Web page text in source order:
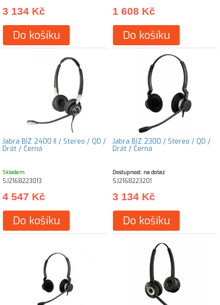
3 134 Kč
Do košíku
1 608 Kč
Do košíku
Jabra BIZ 2400 II / Stereo / QD /
Drát / Černá
Skladem
SJ2168223013
4 547 Kč
Do košíku
Jabra BIZ 2300 / Stereo / QD /
Drát / Černá
Dostupnost: na dotaz
SJ2168223201
3 134 Kč
Do košíku